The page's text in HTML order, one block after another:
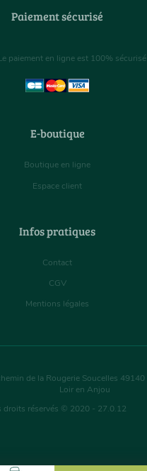
Paiement sécurisé
paiement en ligne est 100% sécurisé
E-boutique
Boutique en ligne
Espace client
Infos pratiques
Contact
CGV
Mentions légales
de la Rougerie Soucelles 49140
Loir en Anjou
droits réservés © 2020 - 27.0.12